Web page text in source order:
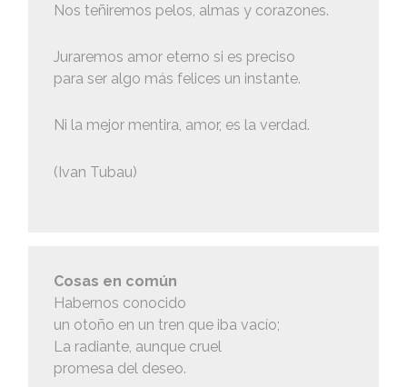
Nos teñiremos pelos, almas y corazones.
Juraremos amor eterno si es preciso
para ser algo más felices un instante.
Ni la mejor mentira, amor, es la verdad.
(Ivan Tubau)
Cosas en común
Habernos conocido
un otoño en un tren que iba vacío;
La radiante, aunque cruel
promesa del deseo.